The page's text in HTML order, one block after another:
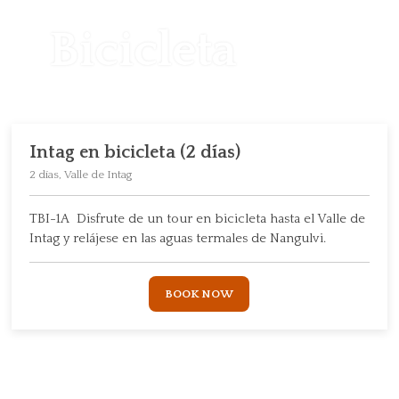
Intag en bicicleta (2 días)
2 días, Valle de Intag
TBI-1A Disfrute de un tour en bicicleta hasta el Valle de
Intag y relájese en las aguas termales de Nangulvi.
BOOK NOW